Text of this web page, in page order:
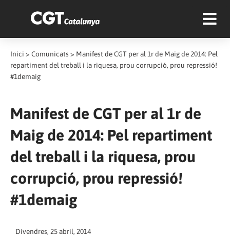
Inici > Comunicats > Manifest de CGT per al 1r de Maig de 2014: Pel
repartiment del treball i la riquesa, prou corrupció, prou repressió!
#1demaig
Manifest de CGT per al 1r de
Maig de 2014: Pel repartiment
del treball i la riquesa, prou
corrupció, prou repressió!
#1demaig
Divendres, 25 abril, 2014